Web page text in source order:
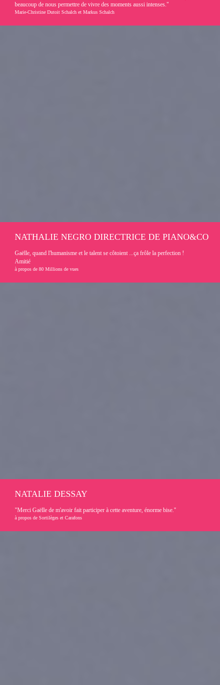
beaucoup de nous permettre de vivre des moments aussi intenses."
Marie-Christine Dutoit Schalch et Markus Schalch
NATHALIE NEGRO DIRECTRICE DE PIANO&CO
Gaëlle, quand l'humanisme et le talent se côtoient ...ça frôle la perfection !
Amitié
à propos de 80 Millions de vues
NATALIE DESSAY
"Merci Gaëlle de m'avoir fait participer à cette aventure, énorme bise."
à propos de Sortilèges et Carafons